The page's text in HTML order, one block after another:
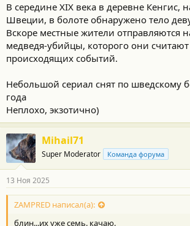
В середине XIX века в деревне Кенгис,
Швеции, в болоте обнаружено тело
Вскоре местные жители отправляются
медведя-убийцы, которого они
происходящих событий.
Небольшой сериал снят по шведскому
года
Неплохо, экзотично)
Mihail71
Super Moderator Команда форума
13 Ноя 2025
ZAMPRED написал(а):
блин...их уже семь. качаю.